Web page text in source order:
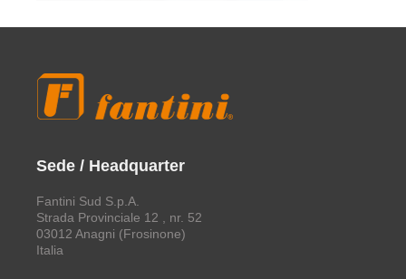
Sede / Headquarter
Fantini Sud S.p.A.
Strada Provinciale 12 , nr. 52
03012 Anagni (Frosinone)
Italia